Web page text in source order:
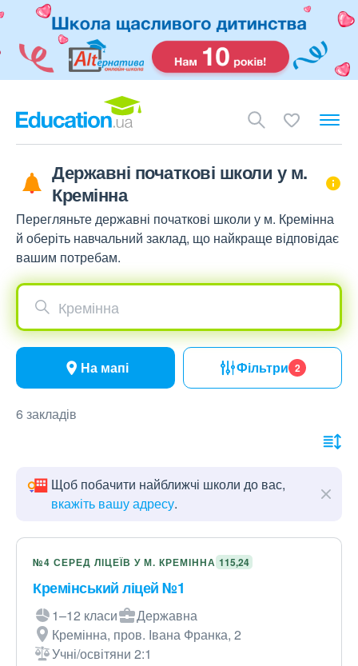
Державні початкові школи у м.
Кремінна
Перегляньте державні початкові школи у м. Кремінна
й оберіть навчальний заклад, що найкраще відповідає
вашим потребам.
Кремінна
На мапі Фільтри 2
6 закладів
Щоб побачити найближчі школи до вас,
вкажіть вашу адресу.
№4 СЕРЕД ЛІЦЕЇВ У М. КРЕМІННА 115,24
Кремінський ліцей №1
1–12 класи
Державна
Кремінна, пров. Івана Франка, 2
Учні/освітяни 2:1